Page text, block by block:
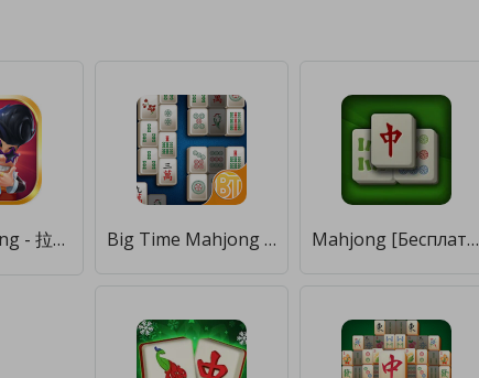
Lami Mahjong - 拉米麻将一起玩 [Бесплатные покупки] Big Time Mahjong [Бесплатные покупки] Mahjong [Бесплатные покупки]